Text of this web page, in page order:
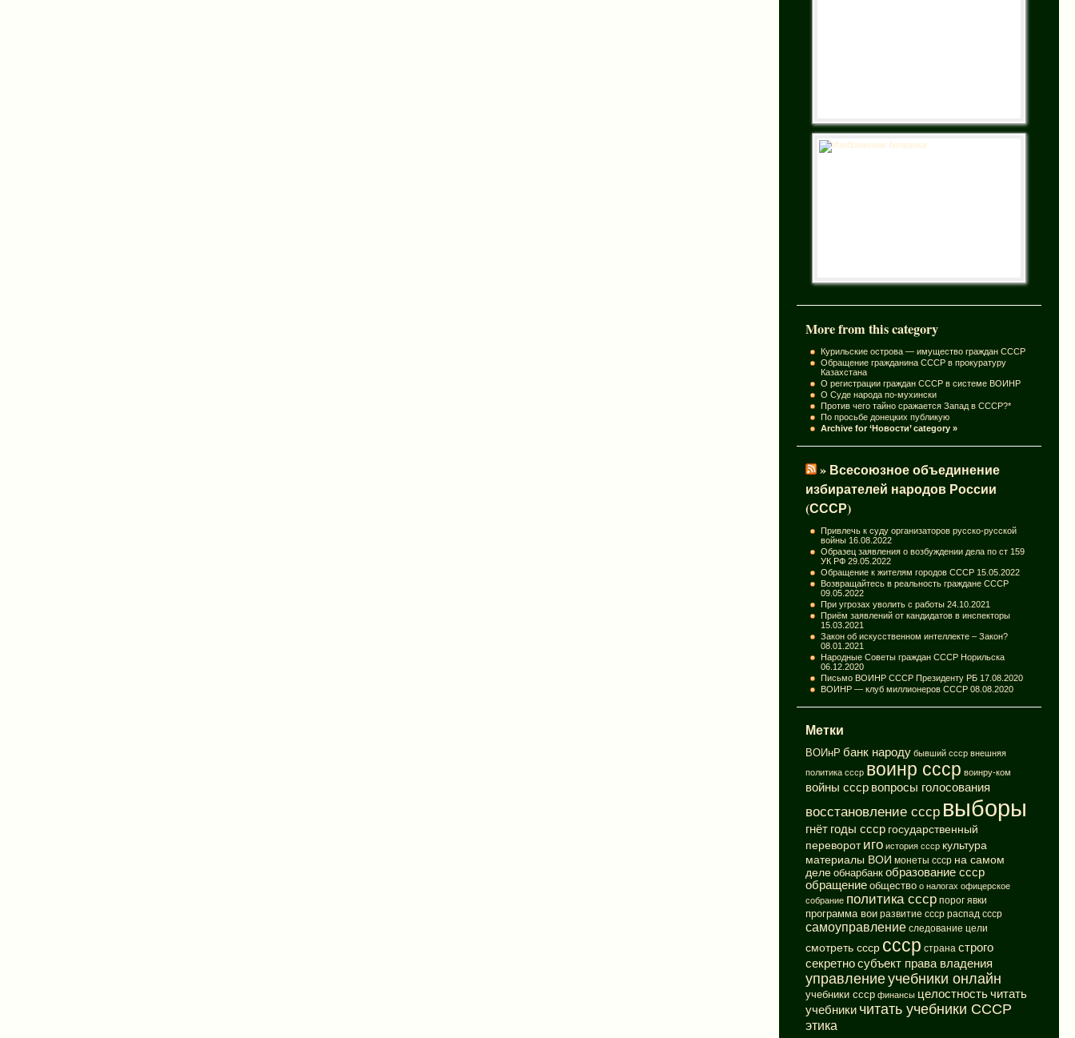
More from this category
Курильские острова — имущество граждан СССР
Обращение гражданина СССР в прокуратуру
Казахстана
О регистрации граждан СССР в системе ВОИНР
О Суде народа по-мухински
Против чего тайно сражается Запад в СССР?*
По просьбе донецких публикую
Archive for ‘Новости’ category »
» Всесоюзное объединение
избирателей народов России
(СССР)
Привлечь к суду организаторов русско-русской
войны 16.08.2022
Образец заявления о возбуждении дела по ст 159
УК РФ 29.05.2022
Обращение к жителям городов СССР 15.05.2022
Возвращайтесь в реальность граждане СССР
09.05.2022
При угрозах уволить с работы 24.10.2021
Приём заявлений от кандидатов в инспекторы
15.03.2021
Закон об искусственном интеллекте – Закон?
08.01.2021
Народные Советы граждан СССР Норильска
06.12.2020
Письмо ВОИНР СССР Президенту РБ 17.08.2020
ВОИНР — клуб миллионеров СССР 08.08.2020
Метки
ВОИнР банк народу бывший ссср внешняя
политика ссср воинр ссср воинру-ком
войны ссср вопросы голосования
восстановление ссср выборы
гнёт годы ссср государственный
переворот иго история ссср культура
материалы ВОИ монеты ссср на самом
деле обнарбанк образование ссср
обращение общество о налогах офицерское
собрание политика ссср порог явки
программа вои развитие ссср распад ссср
самоуправление следование цели
смотреть ссср ссср страна строго
секретно субъект права владения
управлениеучебники онлайн
учебники ссср финансы целостность читать
учебники читать учебники СССР
этика